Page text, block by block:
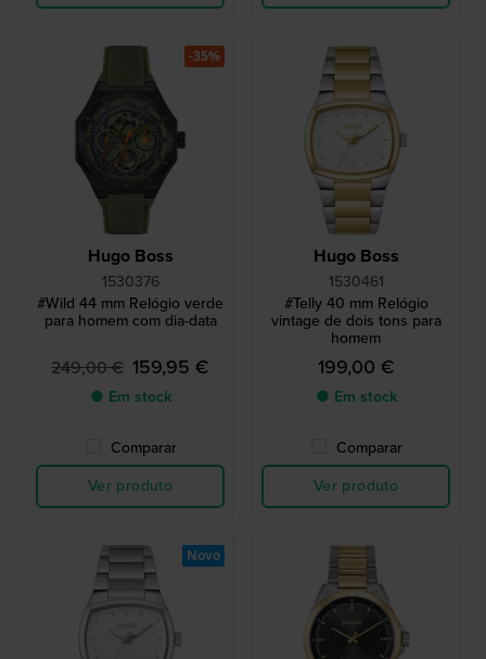
Hugo Boss
1530376
#Wild 44 mm Relógio verde
para homem com dia-data
249,00 € 159,95 €
● Em stock
Comparar
Ver produto
-35%
Hugo Boss
1530461
#Telly 40 mm Relógio
vintage de dois tons para
homem
199,00 €
● Em stock
Comparar
Ver produto
Novo